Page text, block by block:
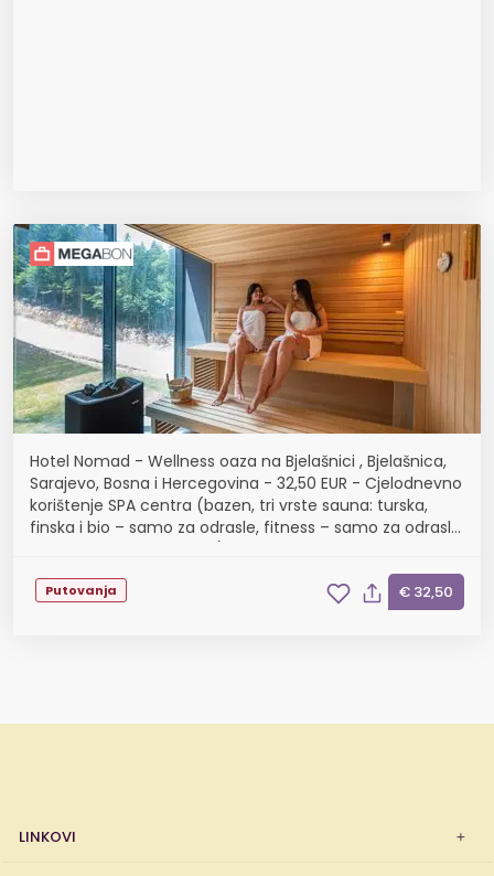
Hotel Nomad - Wellness oaza na Bjelašnici , Bjelašnica,
Sarajevo, Bosna i Hercegovina - 32,50 EUR - Cjelodnevno
korištenje SPA centra (bazen, tri vrste sauna: turska,
finska i bio – samo za odrasle, fitness – samo za odrasle,
Putovanja € 32,50
LINKOVI